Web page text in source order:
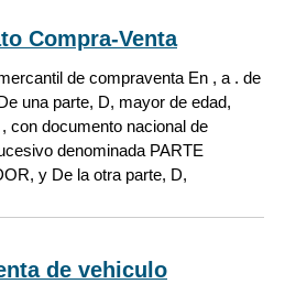
Compra-Venta
de compraventa En , a . de
una parte, D, mayor de edad,
con documento nacional de
denominada PARTE
y De la otra parte, D,
de vehiculo